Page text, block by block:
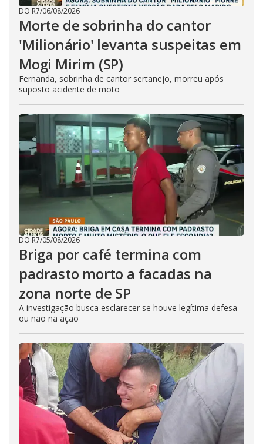
DO R7/06/08/2026
Morte de sobrinha do cantor
'Milionário' levanta suspeitas em
Mogi Mirim (SP)
Fernanda, sobrinha de cantor sertanejo, morreu após
suposto acidente de moto
DO R7/05/08/2026
Briga por café termina com
padrasto morto a facadas na
zona norte de SP
A investigação busca esclarecer se houve legítima defesa
ou não na ação